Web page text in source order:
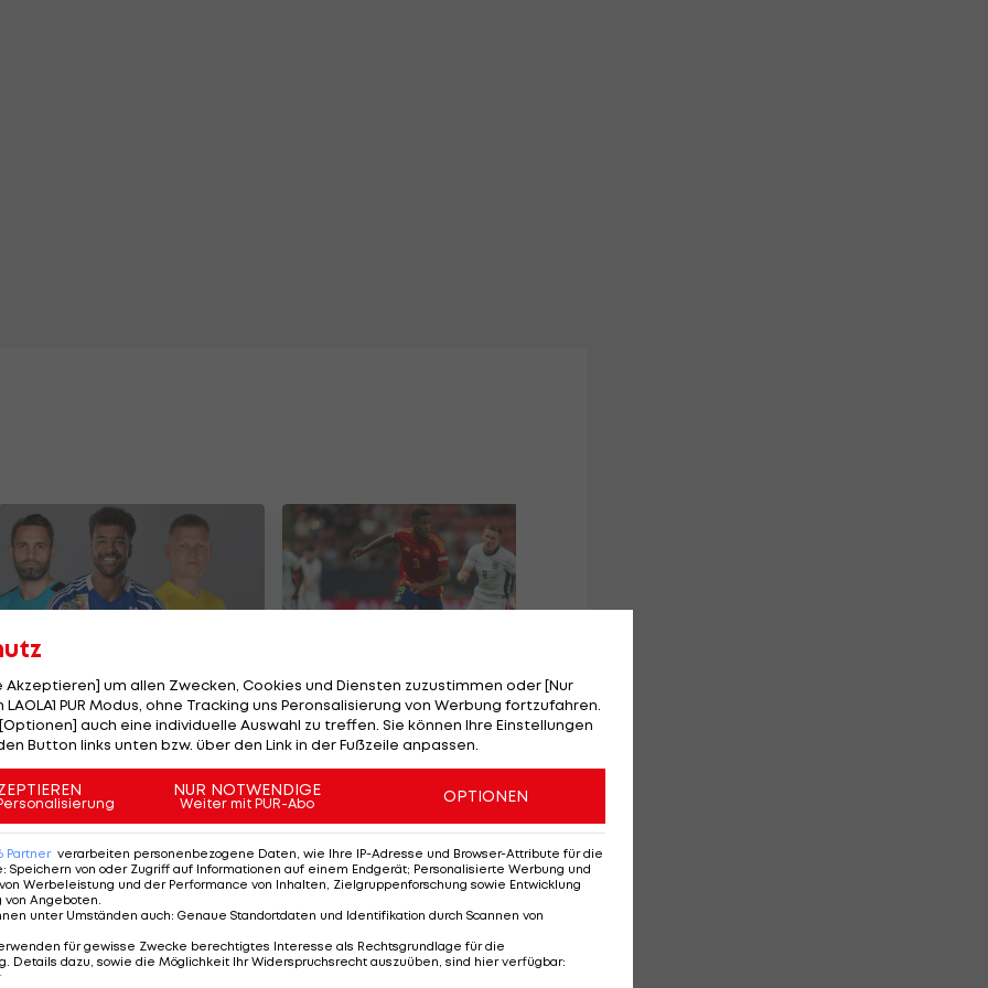
teuersten ÖFB-
der
Olympiasieger vor
Wechsel zu Arsenal
Premier League
Freund
Akzeptieren] um allen Zwecken, Cookies und Diensten zuzustimmen oder [Nur
PUR Modus, ohne Tracking uns Peronsalisierung von Werbung fortzufahren.
auch eine individuelle Auswahl zu treffen. Sie können Ihre Einstellungen
Button links unten bzw. über den Link in der Fußzeile anpassen.
NUR NOTWENDIGE
Weiter mit PUR-Abo OPTIONEN
Partner verarbeiten personenbezogene Daten, wie Ihre IP-Adresse und Browser-Attribute für die
: Speichern von oder Zugriff auf Informationen auf einem Endgerät; Personalisierte Werbung und
Werbeleistung und der Performance von Inhalten, Zielgruppenforschung sowie Entwicklung
von Angeboten.
unter Umständen auch: Genaue Standortdaten und Identifikation durch Scannen von
für gewisse Zwecke berechtigtes Interesse als Rechtsgrundlage für die
Details dazu, sowie die Möglichkeit Ihr Widerspruchsrecht auszuüben, sind hier verfügbar: